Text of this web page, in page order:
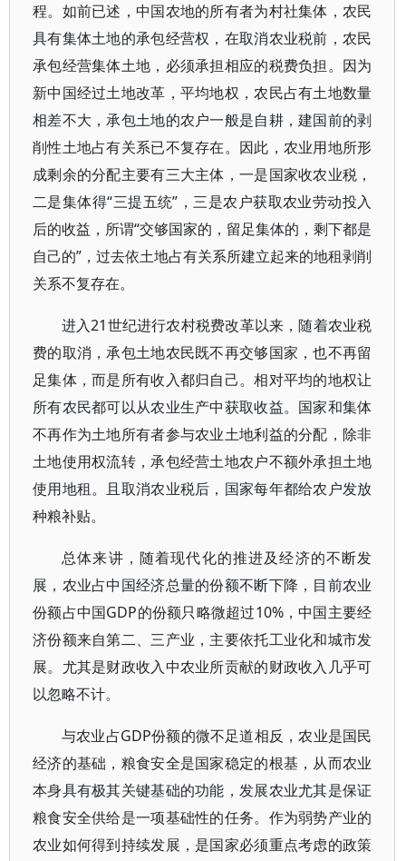
程。如前已述，中国农地的所有者为村社集体，农民
具有集体土地的承包经营权，在取消农业税前，农民
承包经营集体土地，必须承担相应的税费负担。因为
新中国经过土地改革，平均地权，农民占有土地数量
相差不大，承包土地的农户一般是自耕，建国前的剥
削性土地占有关系已不复存在。因此，农业用地所形
成剩余的分配主要有三大主体，一是国家收农业税，
二是集体得“三提五统”，三是农户获取农业劳动投入
后的收益，所谓“交够国家的，留足集体的，剩下都是
自己的”，过去依土地占有关系所建立起来的地租剥削
关系不复存在。
进入21世纪进行农村税费改革以来，随着农业税
费的取消，承包土地农民既不再交够国家，也不再留
足集体，而是所有收入都归自己。相对平均的地权让
所有农民都可以从农业生产中获取收益。国家和集体
不再作为土地所有者参与农业土地利益的分配，除非
土地使用权流转，承包经营土地农户不额外承担土地
使用地租。且取消农业税后，国家每年都给农户发放
种粮补贴。
总体来讲，随着现代化的推进及经济的不断发
展，农业占中国经济总量的份额不断下降，目前农业
份额占中国GDP的份额只略微超过10%，中国主要经
济份额来自第二、三产业，主要依托工业化和城市发
展。尤其是财政收入中农业所贡献的财政收入几乎可
以忽略不计。
与农业占GDP份额的微不足道相反，农业是国民
经济的基础，粮食安全是国家稳定的根基，从而农业
本身具有极其关键基础的功能，发展农业尤其是保证
粮食安全供给是一项基础性的任务。作为弱势产业的
农业如何得到持续发展，是国家必须重点考虑的政策